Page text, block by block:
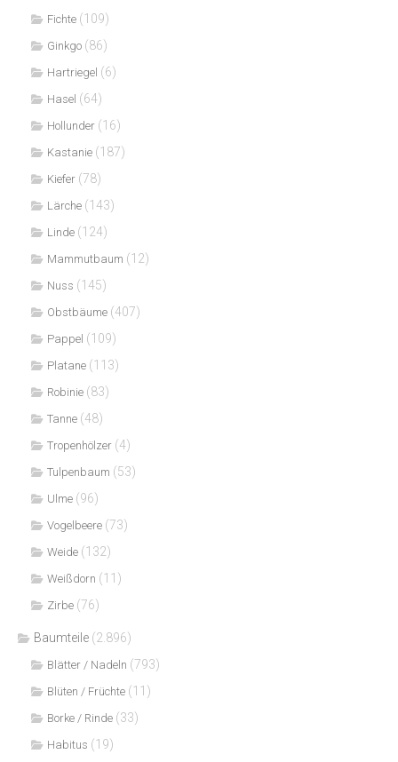
Fichte (109)
Ginkgo (86)
Hartriegel (6)
Hasel (64)
Hollunder (16)
Kastanie (187)
Kiefer (78)
Lärche (143)
Linde (124)
Mammutbaum (12)
Nuss (145)
Obstbäume (407)
Pappel (109)
Platane (113)
Robinie (83)
Tanne (48)
Tropenhölzer (4)
Tulpenbaum (53)
Ulme (96)
Vogelbeere (73)
Weide (132)
Weißdorn (11)
Zirbe (76)
Baumteile (2.896)
Blätter / Nadeln (793)
Blüten / Früchte (11)
Borke / Rinde (33)
Habitus (19)